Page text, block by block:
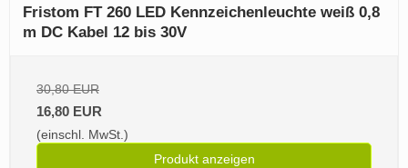
Fristom FT 260 LED Kennzeichenleuchte weiß 0,8
m DC Kabel 12 bis 30V
30,80 EUR
16,80 EUR
(einschl. MwSt.)
Produkt anzeigen